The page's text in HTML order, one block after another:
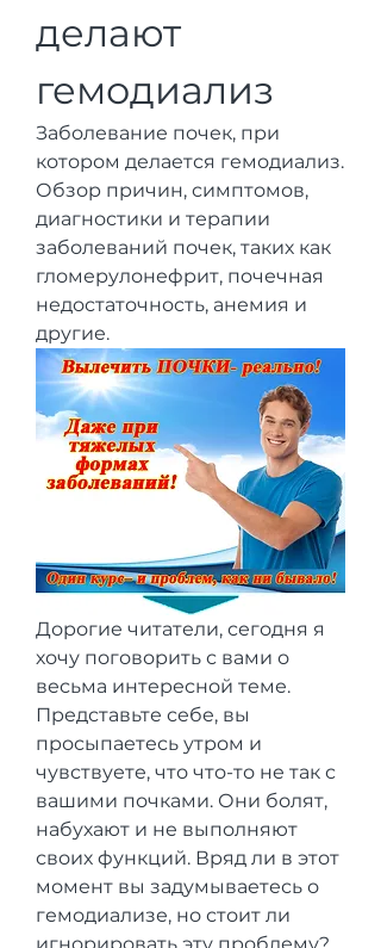
делают
гемодиализ
Заболевание почек, при
котором делается гемодиализ.
Обзор причин, симптомов,
диагностики и терапии
заболеваний почек, таких как
гломерулонефрит, почечная
недостаточность, анемия и
другие.
Дорогие читатели, сегодня я
хочу поговорить с вами о
весьма интересной теме.
Представьте себе, вы
просыпаетесь утром и
чувствуете, что что-то не так с
вашими почками. Они болят,
набухают и не выполняют
своих функций. Вряд ли в этот
момент вы задумываетесь о
гемодиализе, но стоит ли
игнорировать эту проблему?